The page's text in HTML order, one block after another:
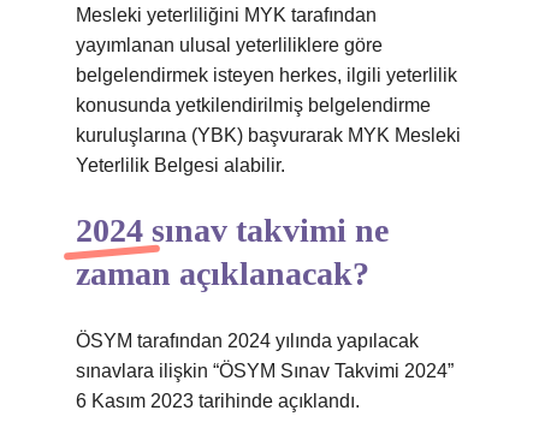
Mesleki yeterliliğini MYK tarafından
yayımlanan ulusal yeterliliklere göre
belgelendirmek isteyen herkes, ilgili yeterlilik
konusunda yetkilendirilmiş belgelendirme
kuruluşlarına (YBK) başvurarak MYK Mesleki
Yeterlilik Belgesi alabilir.
2024 sınav takvimi ne
zaman açıklanacak?
ÖSYM tarafından 2024 yılında yapılacak
sınavlara ilişkin “ÖSYM Sınav Takvimi 2024”
6 Kasım 2023 tarihinde açıklandı.